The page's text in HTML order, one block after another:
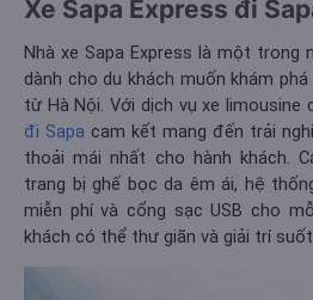
Xe Sapa Express đi
Nhà xe Sapa Express là một trong
dành cho du khách muốn khám
từ Hà Nội. Với dịch vụ xe limousine
đi Sapa cam kết mang đến trải
thoải mái nhất cho hành khách.
trang bị ghế bọc da êm ái, hệ
miễn phí và cổng sạc USB cho
khách có thể thư giãn và giải trí